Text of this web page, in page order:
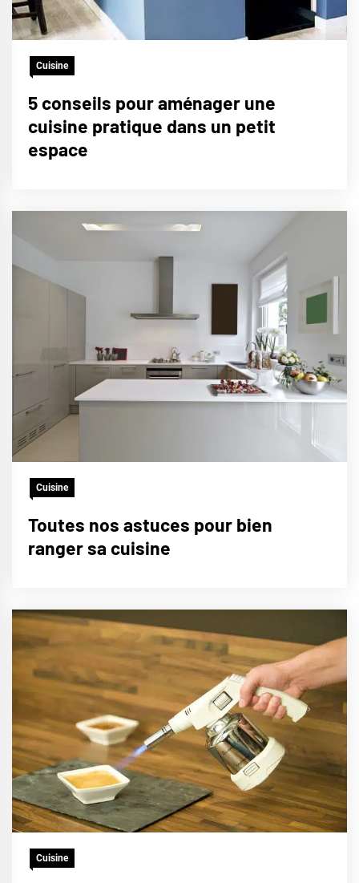
Cuisine
5 conseils pour aménager une
cuisine pratique dans un petit
espace
Cuisine
Toutes nos astuces pour bien
ranger sa cuisine
Cuisine